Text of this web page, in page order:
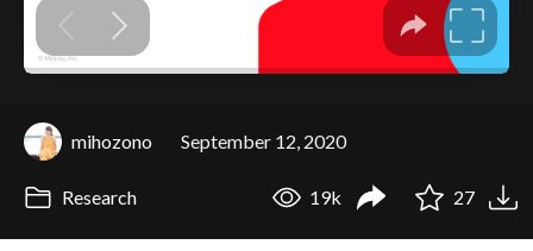
mihozono September 12, 2020
Research 19k 27